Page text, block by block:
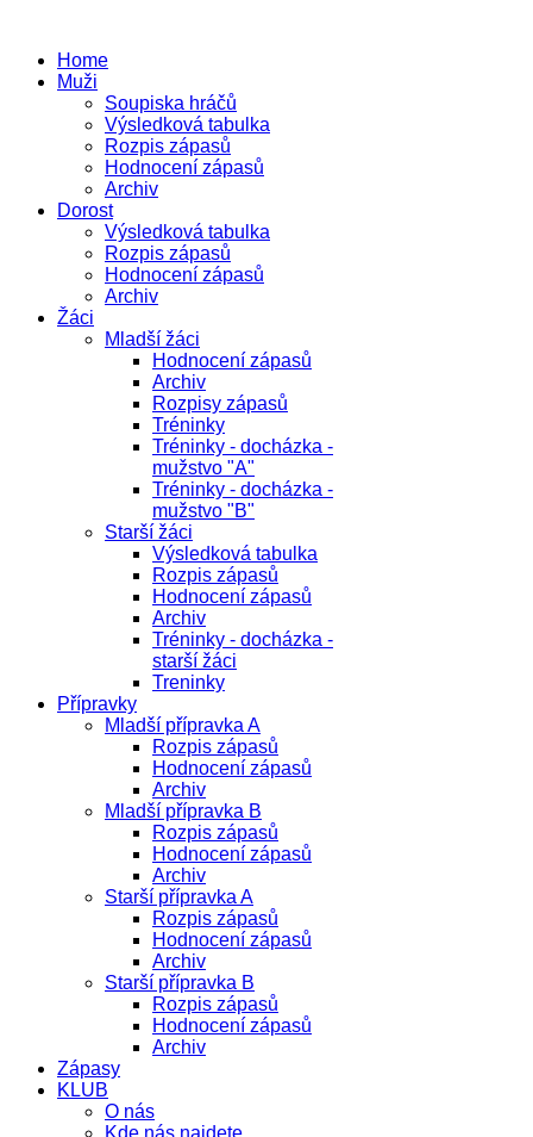
Home
Muži
Soupiska hráčů
Výsledková tabulka
Rozpis zápasů
Hodnocení zápasů
Archiv
Dorost
Výsledková tabulka
Rozpis zápasů
Hodnocení zápasů
Archiv
Žáci
Mladší žáci
Hodnocení zápasů
Archiv
Rozpisy zápasů
Tréninky
Tréninky - docházka -
mužstvo "A"
Tréninky - docházka -
mužstvo "B"
Starší žáci
Výsledková tabulka
Rozpis zápasů
Hodnocení zápasů
Archiv
Tréninky - docházka -
starší žáci
Treninky
Přípravky
Mladší přípravka A
Rozpis zápasů
Hodnocení zápasů
Archiv
Mladší přípravka B
Rozpis zápasů
Hodnocení zápasů
Archiv
Starší přípravka A
Rozpis zápasů
Hodnocení zápasů
Archiv
Starší přípravka B
Rozpis zápasů
Hodnocení zápasů
Archiv
Zápasy
KLUB
O nás
Kde nás najdete